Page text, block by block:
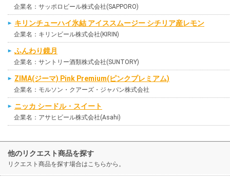
企業名：サッポロビール株式会社(SAPPORO)
キリンチューハイ氷結 アイススムージー シチリア産レモン
企業名：キリンビール株式会社(KIRIN)
ふんわり鏡月
企業名：サントリー酒類株式会社(SUNTORY)
ZIMA(ジーマ) Pink Premium(ピンクプレミアム)
企業名：モルソン・クアーズ・ジャパン株式会社
ニッカ シードル・スイート
企業名：アサヒビール株式会社(Asahi)
他のリクエスト商品を探す
リクエスト商品を探す場合はこちらから。